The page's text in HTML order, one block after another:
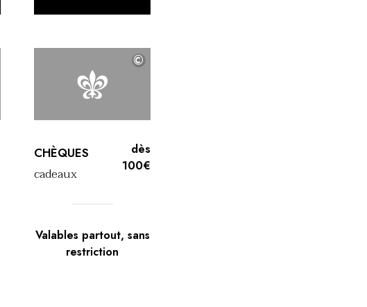
©
CHÈQUES
cadeaux
dès
100€
Valables partout, sans
restriction